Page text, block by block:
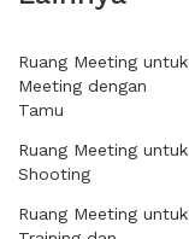
Ruang Meeting untuk
Meeting dengan
Tamu
Ruang Meeting untuk
Shooting
Ruang Meeting untuk